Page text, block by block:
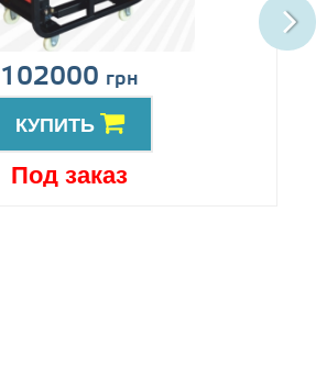
102000 грн
КУПИТЬ
Под заказ